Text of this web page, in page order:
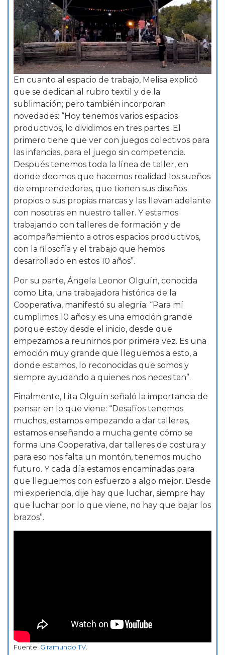
En cuanto al espacio de trabajo, Melisa explicó
que se dedican al rubro textil y de la
sublimación; pero también incorporan
novedades: “Hoy tenemos varios espacios
productivos, lo dividimos en tres partes. El
primero tiene que ver con juegos colectivos para
las infancias, para el juego sin competencia.
Después tenemos toda la línea de taller, en
donde decimos que hacemos realidad los sueños
de emprendedores, que tienen sus diseños
propios o sus propias marcas y las llevan adelante
con nosotras en nuestro taller. Y estamos
trabajando con talleres de formación y de
acompañamiento a otros espacios productivos,
con la filosofía y el trabajo que hemos
desarrollado en estos 10 años”.
Por su parte, Ángela Leonor Olguín, conocida
como Lita, una trabajadora histórica de la
Cooperativa, manifestó su alegría: “Para mí
cumplimos 10 años y es una emoción grande
porque estoy desde el inicio, desde que
empezamos a reunirnos por primera vez. Es una
emoción muy grande que lleguemos a esto, a
donde estamos, lo reconocidas que somos y
siempre ayudando a quienes nos necesitan”.
Finalmente, Lita Olguín señaló la importancia de
pensar en lo que viene: “Desafíos tenemos
muchos, estamos empezando a dar talleres,
estamos enseñando a mucha gente cómo se
forma una Cooperativa, dar talleres de costura y
para eso nos falta un montón, tenemos mucho
futuro. Y cada día estamos encaminadas para
que lleguemos con esfuerzo a algo mejor. Desde
mi experiencia, dije hay que luchar, siempre hay
que luchar por lo que viene, no hay que bajar los
brazos”.
Fuente: Giramundo TV